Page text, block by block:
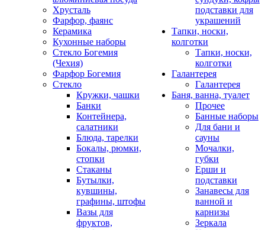
Хрусталь
Фарфор, фаянс
Керамика
Кухонные наборы
Стекло Богемия
(Чехия)
Фарфор Богемия
Стекло
Кружки, чашки
Банки
Контейнера,
салатники
Блюда, тарелки
Бокалы, рюмки,
стопки
Стаканы
Бутылки,
кувшины,
графины, штофы
Вазы для
фруктов,
подставки для
украшений
Тапки, носки,
колготки
Тапки, носки,
колготки
Галантерея
Галантерея
Баня, ванна, туалет
Прочее
Банные наборы
Для бани и
сауны
Мочалки,
губки
Ерши и
подставки
Занавесы для
ванной и
карнизы
Зеркала